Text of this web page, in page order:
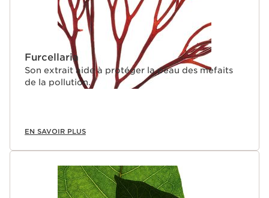
Furcellaria
Son extrait aide à protéger la peau des mefaits
de la pollution.
EN SAVOIR PLUS